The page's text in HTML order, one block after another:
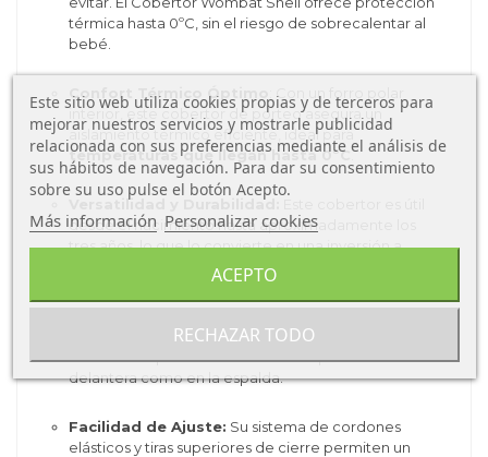
térmica hasta 0ºC, sin el riesgo de sobrecalentar al
bebé.
Confort Térmico Óptimo
: Con un forro polar
interior, este cobertor de porteo asegura un
aislamiento térmico eficiente, ideal para
temperaturas que llegan hasta 0ºC .
Versatilidad y Durabilidad:
desde el nacimiento hasta aproximadamente los
tres años, lo que lo convierte en una inversión a
mayoría de los portabebés ergonómicos, este
cobertor se puede usar tanto en la posición
delantera como en la espalda.
Facilidad de Ajuste: Su sistema de cordones
elásticos y tiras superiores de cierre permiten un
Este sitio web utiliza cookies propias y de terceros para
mejorar nuestros servicios y mostrarle publicidad
relacionada con sus preferencias mediante el análisis de
sus hábitos de navegación. Para dar su consentimiento
sobre su uso pulse el botón Acepto.
Más información Personalizar cookies
RECHAZAR TODO
ACEPTO